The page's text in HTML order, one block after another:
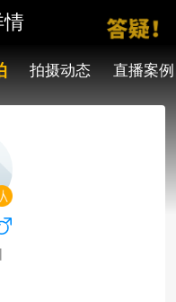
情
拍摄动态 直播案例